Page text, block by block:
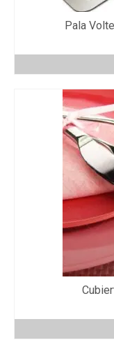
Pala